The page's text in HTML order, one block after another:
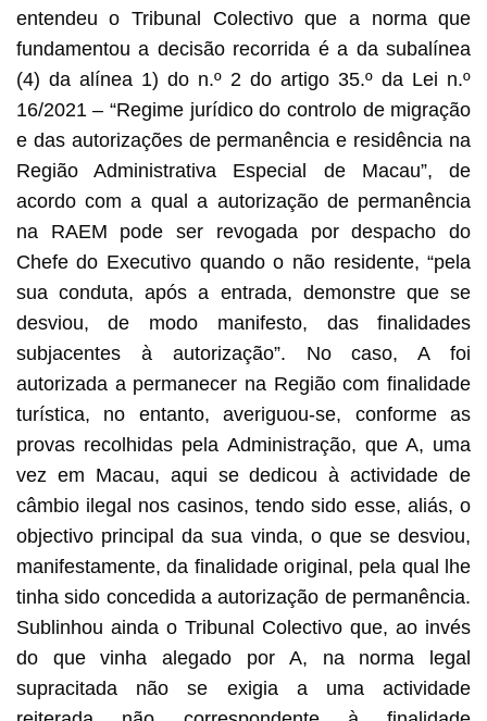
entendeu o Tribunal Colectivo que a norma que
fundamentou a decisão recorrida é a da subalínea
(4) da alínea 1) do n.º 2 do artigo 35.º da Lei n.º
16/2021 – “Regime jurídico do controlo de migração
e das autorizações de permanência e residência na
Região Administrativa Especial de Macau”, de
acordo com a qual a autorização de permanência
na RAEM pode ser revogada por despacho do
Chefe do Executivo quando o não residente, “pela
sua conduta, após a entrada, demonstre que se
desviou, de modo manifesto, das finalidades
subjacentes à autorização”. No caso, A foi
autorizada a permanecer na Região com finalidade
turística, no entanto, averiguou-se, conforme as
provas recolhidas pela Administração, que A, uma
vez em Macau, aqui se dedicou à actividade de
câmbio ilegal nos casinos, tendo sido esse, aliás, o
objectivo principal da sua vinda, o que se desviou,
manifestamente, da finalidade original, pela qual lhe
tinha sido concedida a autorização de permanência.
Sublinhou ainda o Tribunal Colectivo que, ao invés
do que vinha alegado por A, na norma legal
supracitada não se exigia a uma actividade